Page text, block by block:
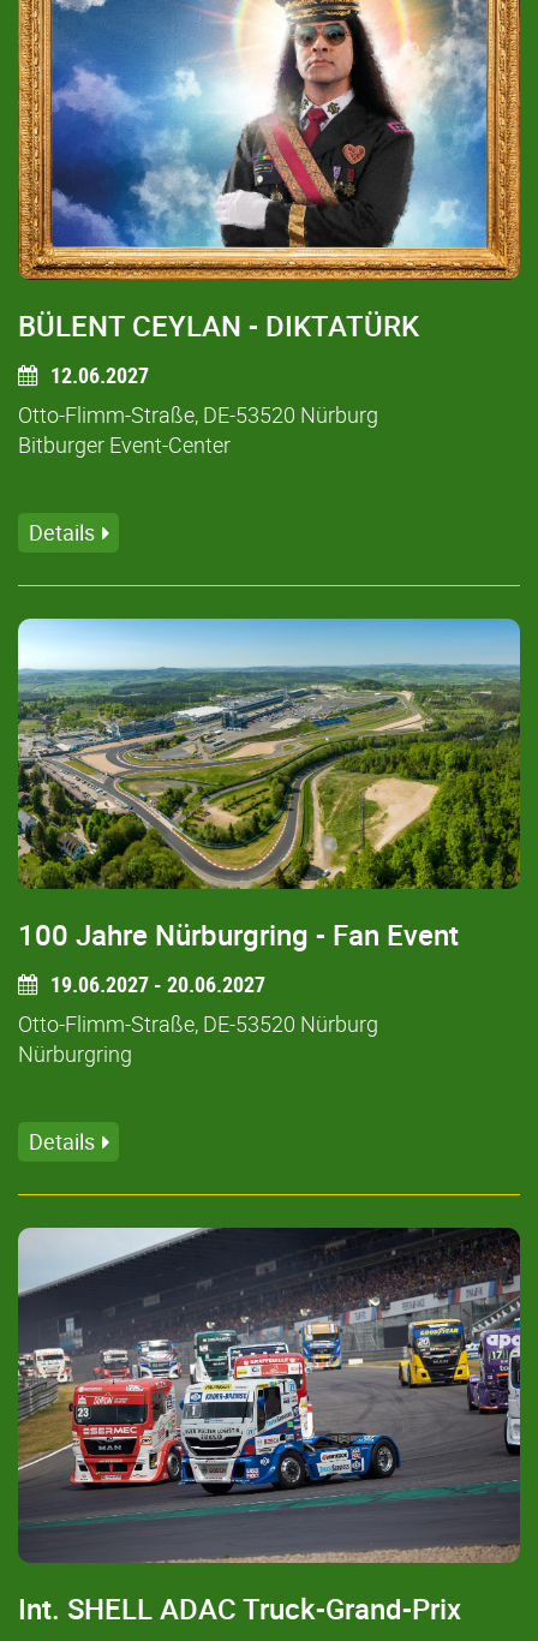
BÜLENT CEYLAN - DIKTATÜRK
12.06.2027
Otto-Flimm-Straße, DE-53520 Nürburg
Bitburger Event-Center
Details
100 Jahre Nürburgring - Fan Event
19.06.2027 - 20.06.2027
Otto-Flimm-Straße, DE-53520 Nürburg
Nürburgring
Details
Int. SHELL ADAC Truck-Grand-Prix